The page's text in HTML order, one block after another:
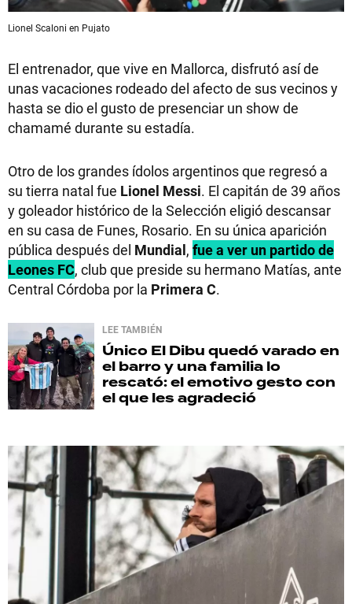
Lionel Scaloni en Pujato
El entrenador, que vive en Mallorca, disfrutó así de
unas vacaciones rodeado del afecto de sus vecinos y
hasta se dio el gusto de presenciar un show de
chamamé durante su estadía.
Otro de los grandes ídolos argentinos que regresó a
su tierra natal fue Lionel Messi. El capitán de 39 años
y goleador histórico de la Selección eligió descansar
en su casa de Funes, Rosario. En su única aparición
pública después del Mundial, fue a ver un partido de
Leones FC, club que preside su hermano Matías, ante
Central Córdoba por la Primera C.
LEE TAMBIÉN
Único El Dibu quedó varado en
el barro y una familia lo
rescató: el emotivo gesto con
el que les agradeció